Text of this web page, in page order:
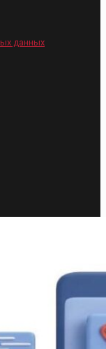
данных